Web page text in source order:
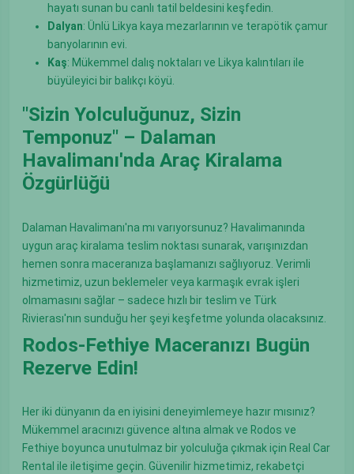
hayatı sunan bu canlı tatil beldesini keşfedin.
Dalyan: Ünlü Likya kaya mezarlarının ve terapötik çamur
banyolarının evi.
Kaş: Mükemmel dalış noktaları ve Likya kalıntıları ile
büyüleyici bir balıkçı köyü.
"Sizin Yolculuğunuz, Sizin
Temponuz" – Dalaman
Havalimanı'nda Araç Kiralama
Özgürlüğü
Dalaman Havalimanı'na mı varıyorsunuz? Havalimanında
uygun araç kiralama teslim noktası sunarak, varışınızdan
hemen sonra maceranıza başlamanızı sağlıyoruz. Verimli
hizmetimiz, uzun beklemeler veya karmaşık evrak işleri
olmamasını sağlar – sadece hızlı bir teslim ve Türk
Rivierası'nın sunduğu her şeyi keşfetme yolunda olacaksınız.
Rodos-Fethiye Maceranızı Bugün
Rezerve Edin!
Her iki dünyanın da en iyisini deneyimlemeye hazır mısınız?
Mükemmel aracınızı güvence altına almak ve Rodos ve
Fethiye boyunca unutulmaz bir yolculuğa çıkmak için Real Car
Rental ile iletişime geçin. Güvenilir hizmetimiz, rekabetçi